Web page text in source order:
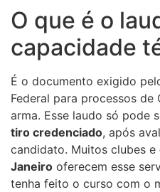
O que é o
capacidade
É o documento exigido
Federal para processos
arma. Esse laudo só pode
tiro credenciado, após
candidato. Muitos clubes e
Janeiro oferecem esse
tenha feito o curso com o